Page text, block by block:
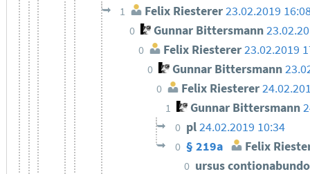
1 Felix Riesterer23.02.2019
0 Gunnar Bittersmann
0 Felix Riesterer 23.02.2019
0 Gunnar Bittersmann
0 Felix Riesterer
1 Gunnar Bittersmann
0 pl24.02.2019 10:34
0 § 219a Felix
0 ursus